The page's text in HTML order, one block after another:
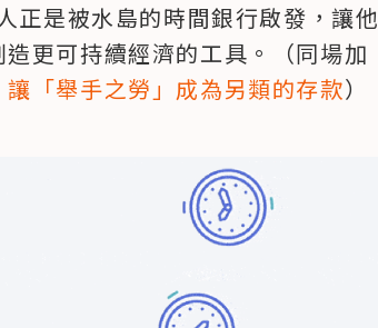
是被水島的時間銀行啟發，讓他
更可持續經濟的工具。（同場加
「舉手之勞」成為另類的存款）